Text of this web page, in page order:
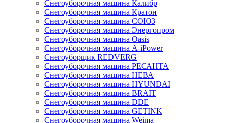
Снегоуборочная машина Калибр
Снегоуборочная машина Кратон
Снегоуборочная машина СОЮЗ
Снегоуборочная машина Энергопром
Снегоуборочная машина Oasis
Снегоуборочная машина A-iPower
Снегоуборщик REDVERG
Снегоуборочная машина РЕСАНТА
Снегоуборочная машина НЕВА
Снегоуборочная машина HYUNDAI
Снегоуборочная машина BRAIT
Снегоуборочная машина DDE
Снегоуборочная машина GETINK
Cнегоуборочная машина Weima